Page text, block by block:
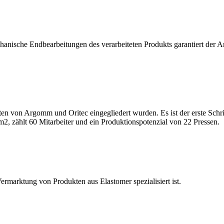
Endbearbeitungen des verarbeiteten Produkts garantiert
von Argomm und Oritec eingegliedert wurden. Es ist der erste
zählt 60 Mitarbeiter und ein Produktionspotenzial von 22 Pressen.
von Produkten aus Elastomer spezialisiert ist.